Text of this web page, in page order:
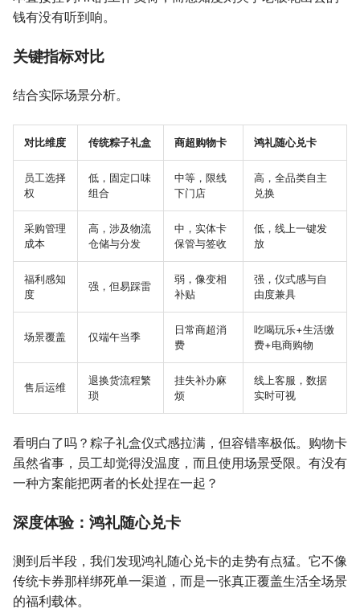
钱有没有听到响。
关键指标对比
结合实际场景分析。
对比维度 传统粽子礼盒 商超购物卡 鸿礼随心兑卡
员工选择
权
低，固定口味
组合
中等，限线
下门店
高，全品类自主
兑换
采购管理
成本
高，涉及物流
仓储与分发
中，实体卡
保管与签收
低，线上一键发
放
福利感知
度
强，但易踩雷
弱，像变相
补贴
强，仪式感与自
由度兼具
场景覆盖 仅端午当季
日常商超消
费
吃喝玩乐+生活缴
费+电商购物
售后运维
退换货流程繁
琐
挂失补办麻
烦
线上客服，数据
实时可视
看明白了吗？粽子礼盒仪式感拉满，但容错率极低。购物卡
虽然省事，员工却觉得没温度，而且使用场景受限。有没有
一种方案能把两者的长处捏在一起？
深度体验：鸿礼随心兑卡
测到后半段，我们发现鸿礼随心兑卡的走势有点猛。它不像
传统卡券那样绑死单一渠道，而是一张真正覆盖生活全场景
的福利载体。